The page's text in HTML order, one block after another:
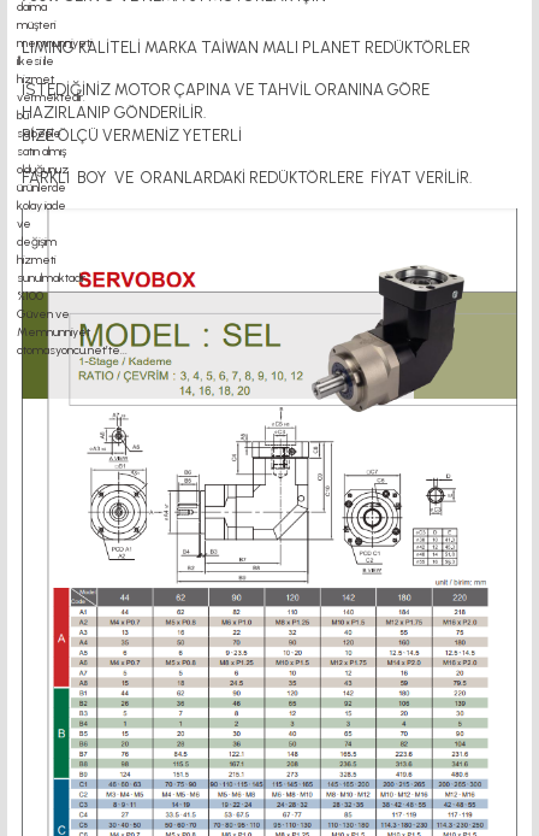
LIMING KALİTELİ MARKA TAİWAN MALI PLANET REDÜKTÖRLER
İSTEDİĞİNİZ MOTOR ÇAPINA VE TAHVİL ORANINA GÖRE
HAZIRLANIP GÖNDERİLİR.
BİZE ÖLÇÜ VERMENİZ YETERLİ
FARKLI BOY VE ORANLARDAKİ REDÜKTÖRLERE FİYAT VERİLİR.